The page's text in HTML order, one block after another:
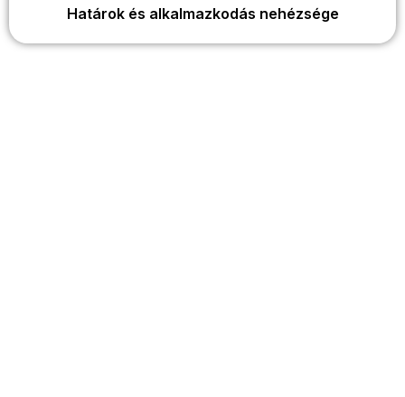
Határok és alkalmazkodás nehézsége